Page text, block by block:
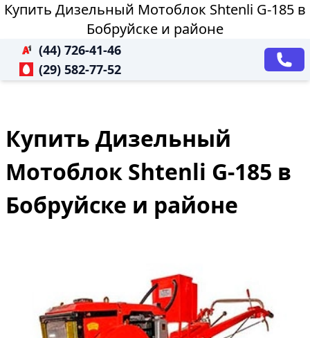
Купить Дизельный Мотоблок Shtenli G-185 в
Бобруйске и районе
(44) 726-41-46
(29) 582-77-52
Купить Дизельный
Мотоблок Shtenli G-185 в
Бобруйске и районе